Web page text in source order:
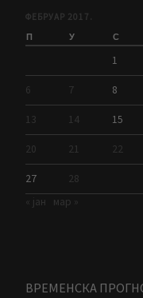
ФЕБРУАР 2017.
П У С
1
6 7 8
13 14 15
20 21 22
27
28
« јан
мар »
ВРЕМЕНСКА